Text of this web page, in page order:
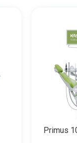
Primus